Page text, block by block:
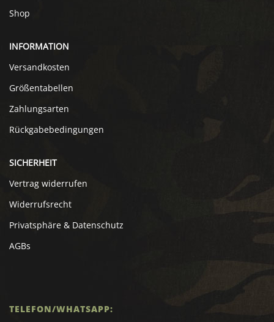
Shop
INFORMATION
Versandkosten
Größentabellen
Zahlungsarten
Rückgabebedingungen
SICHERHEIT
Vertrag widerrufen
Widerrufsrecht
Privatsphäre & Datenschutz
AGBs
TELEFON/WHATSAPP: